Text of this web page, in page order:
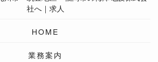
社へ｜求人
HOME
業務案内